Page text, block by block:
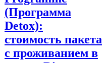
(Программа
Detox):
стоимость пакета
с проживанием в